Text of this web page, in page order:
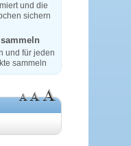
und die
sichern
und für jeden
sammeln